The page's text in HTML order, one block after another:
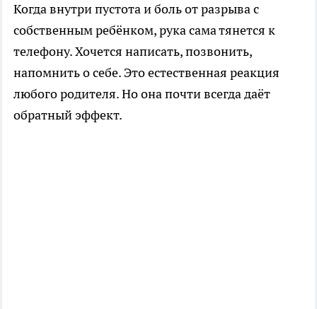
Когда внутри пустота и боль от разрыва с
собственным ребёнком, рука сама тянется к
телефону. Хочется написать, позвонить,
напомнить о себе. Это естественная реакция
любого родителя. Но она почти всегда даёт
обратный эффект.